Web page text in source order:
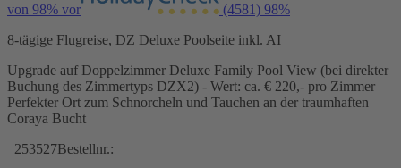
von 98% vor (4581) 98%
8-tägige Flugreise, DZ Deluxe Poolseite inkl. AI
Upgrade auf Doppelzimmer Deluxe Family Pool View (bei direkter
Buchung des Zimmertyps DZX2) - Wert: ca. € 220,- pro Zimmer
Perfekter Ort zum Schnorcheln und Tauchen an der traumhaften
Coraya Bucht
253527Bestellnr.: